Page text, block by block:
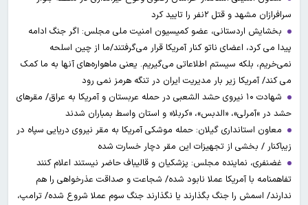
سرافرازان مشهد و قتل ۲نفر را تایید کرد
بخشایش اردستانی، عضو کمیسیون امنیت ملی مجلس: اگر جنگ ادامه
پیدا می کرد، اعضای ناتو کنار آمریکا قرار می‌گرفتند/ما از چین اسلحه
نمی‌خریم، بلکه سیستم اطلاعاتی می‌گیریم. یعنی ماهواره‌های آنها به ما کمک
می کند/ آمریکا زیر بار مدیریت ایران در تنگه هرمز نمی رود
شهادت ۱۰ نیروی حشد الشعبی در حمله عربستان و آمریکا به عراق/ مقرهای
حشد در »آمرلی»، «الدبس»، «کربلا« و استان واسط بمباران شدند
معاون استانداری گیلان: حمله موشکی آمریکا به مقر نیروی دریایی سپاه در
زیباکنار / بخشی از تجهیزات این مقر دچار خسارت شده
غضنفری، نماینده مجلس: پزشکیان و قالیباف حاضر نیستند اعلام کنند
تفاهمنامه با آمریکا عملا نابود شده/ شجاعت و صداقت عذرخواهی را هم
ندارند/ اسمش را جنگ بگذارند یا نگذارند جنگ سوم عملا شروع شده/ ترامپ،